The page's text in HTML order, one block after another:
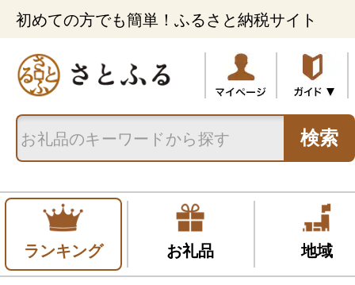
初めての方でも簡単！ふるさと納税サイト
検索
ランキング お礼品 地域